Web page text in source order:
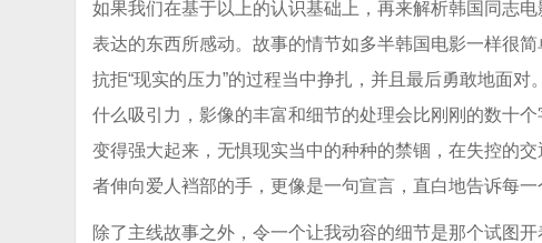
如果我们在基于以上的认识基础上，再来解析韩国同志
表达的东西所感动。故事的情节如多半韩国电影一样很
抗拒“现实的压力”的过程当中挣扎，并且最后勇敢地面
什么吸引力，影像的丰富和细节的处理会比刚刚的数十
变得强大起来，无惧现实当中的种种的禁锢，在失控的
者伸向爱人裆部的手，更像是一句宣言，直白地告诉每一
除了主线故事之外，令一个让我动容的细节是那个试图